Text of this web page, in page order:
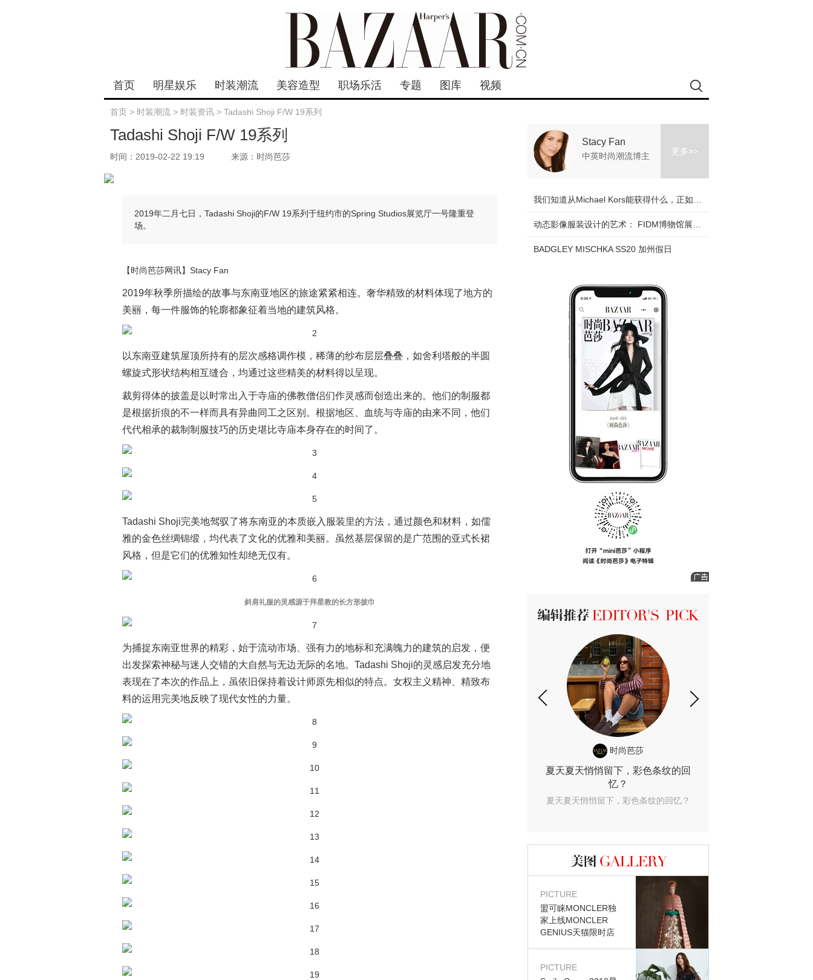
首页 明星娱乐 时装潮流 美容造型 职场乐活 专题 图库 视频
首页 > 时装潮流 > 时装资讯 > Tadashi Shoji F/W 19系列
Tadashi Shoji F/W 19系列
时间：2019-02-22 19:19 来源：时尚芭莎
2019年二月七日，Tadashi Shoji的F/W 19系列于纽约市的Spring Studios展览厅一号隆重登
场。
【时尚芭莎网讯】Stacy Fan
2019年秋季所描绘的故事与东南亚地区的旅途紧紧相连。奢华精致的材料体现了地方的
美丽，每一件服饰的轮廓都象征着当地的建筑风格。
以东南亚建筑屋顶所持有的层次感格调作模，稀薄的纱布层层叠叠，如舍利塔般的半圆
螺旋式形状结构相互缝合，均通过这些精美的材料得以呈现。
裁剪得体的披盖是以时常出入于寺庙的佛教僧侣们作灵感而创造出来的。他们的制服都
是根据折痕的不一样而具有异曲同工之区别。根据地区、血统与寺庙的由来不同，他们
代代相承的裁制制服技巧的历史堪比寺庙本身存在的时间了。
Tadashi Shoji完美地驾驭了将东南亚的本质嵌入服装里的方法，通过颜色和材料，如儒
雅的金色丝绸锦缎，均代表了文化的优雅和美丽。虽然基层保留的是广范围的亚式长裙
风格，但是它们的优雅知性却绝无仅有。
斜肩礼服的灵感源于拜星教的长方形披巾
为捕捉东南亚世界的精彩，始于流动市场、强有力的地标和充满魄力的建筑的启发，便
出发探索神秘与迷人交错的大自然与无边无际的名地。Tadashi Shoji的灵感启发充分地
表现在了本次的作品上，虽依旧保持着设计师原先相似的特点。女权主义精神、精致布
料的运用完美地反映了现代女性的力量。
Stacy Fan
中英时尚潮流博主 更多>>
BADGLEY MISCHKA SS20 加州假日
时尚芭莎
夏天夏天悄悄留下，彩色条纹的回
忆？
夏天夏天悄悄留下，彩色条纹的回忆？
图库
PICTURE
盟可睐MONCLER独
家上线MONCLER
GENIUS天猫限时店
PICTURE